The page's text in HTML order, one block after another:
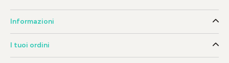
Informazioni
I tuoi ordini